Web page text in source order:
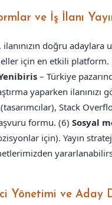
ve İş İlanı
doğru adaylara
için en etkili
– Türkiye
yaparken ilanınızı
(tasarımcılar), Stack
formu. (6) Sosyal
için). Yayın
Yönetimi ve Aday